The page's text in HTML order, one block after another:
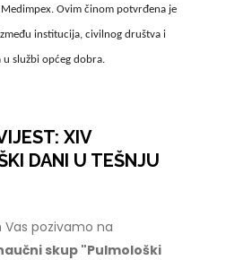
Medimpex. Ovim činom potvrđena je
institucija, civilnog društva i
službi općeg dobra.
XIV
DANI U TEŠNJU
pozivamo na
skup "Pulmološki